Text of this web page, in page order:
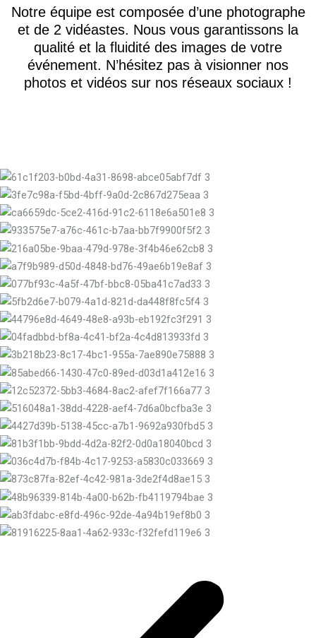
Notre équipe est composée d’une photographe
et de 2 vidéastes. Nous vous garantissons la
qualité et la fluidité des images de votre
événement. N’hésitez pas à visionner nos
photos et vidéos sur nos réseaux sociaux !